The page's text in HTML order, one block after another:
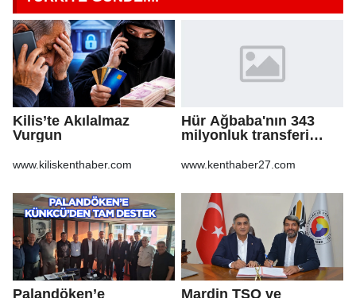
Kilis’te Akılalmaz
Vurgun
www.kiliskenthaber.com
Hür Ağbaba'nın 343
milyonluk transferi
Ağbaba'ya milyonlar
www.kenthaber27.com
Palandöken’e
Mardin TSO ve